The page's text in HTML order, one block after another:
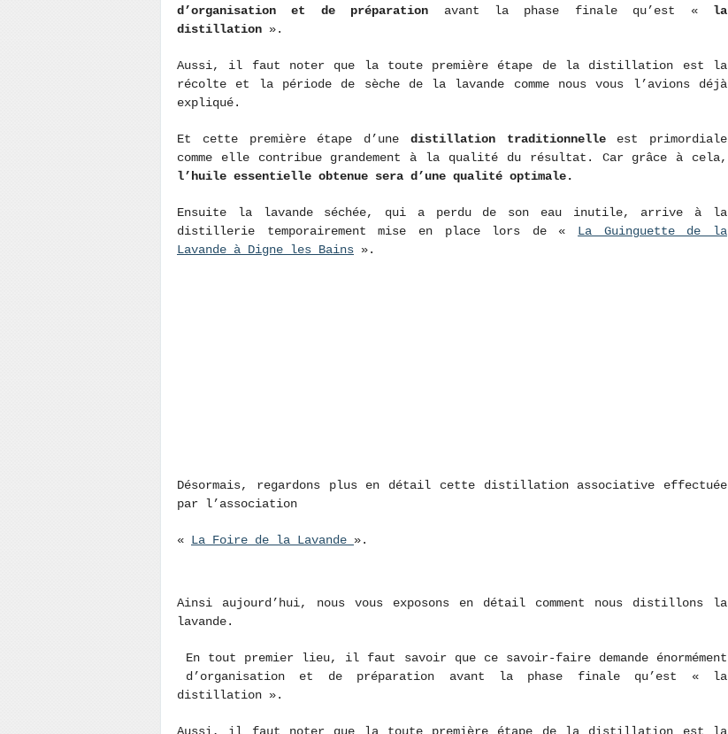
d’organisation et de préparation avant la phase finale qu’est « la
distillation ».
Aussi, il faut noter que la toute première étape de la distillation est la
récolte et la période de sèche de la lavande comme nous vous l’avions déjà
expliqué.
Et cette première étape d’une distillation traditionnelleest primordiale
comme elle contribue grandement à la qualité du résultat. Car grâce à cela,
l’huile essentielle obtenue sera d’une qualité optimale.
Ensuite la lavande séchée, qui a perdu de son eau inutile, arrive à la
distillerie temporairement mise en place lors de « La Guinguette de la
Lavande à Digne les Bains ».
Désormais, regardons plus en détail cette distillation associative effectuée
par l’association
« La Foire de la Lavande ».
Ainsi aujourd’hui, nous vous exposons en détail comment nous distillons la
lavande.
En tout premier lieu, il faut savoir que ce savoir-faire demande énormément
d’organisation et de préparation avant la phase finale qu’est « la
distillation ».